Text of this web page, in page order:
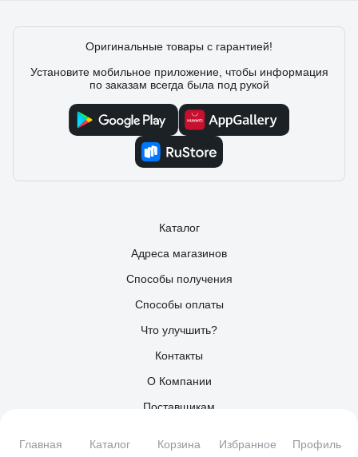
Главная Каталог Корзина Избранное Профиль
Оригинальные товары с гарантией!
Установите мобильное приложение, чтобы информация
по заказам всегда была под рукой
Каталог
Адреса магазинов
Способы получения
Способы оплаты
Что улучшить?
Контакты
О Компании
Поставщикам